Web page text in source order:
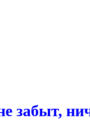
забыт,